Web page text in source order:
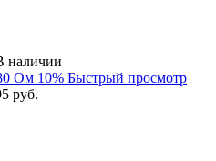
наличии
Быстрый просмотр
руб.